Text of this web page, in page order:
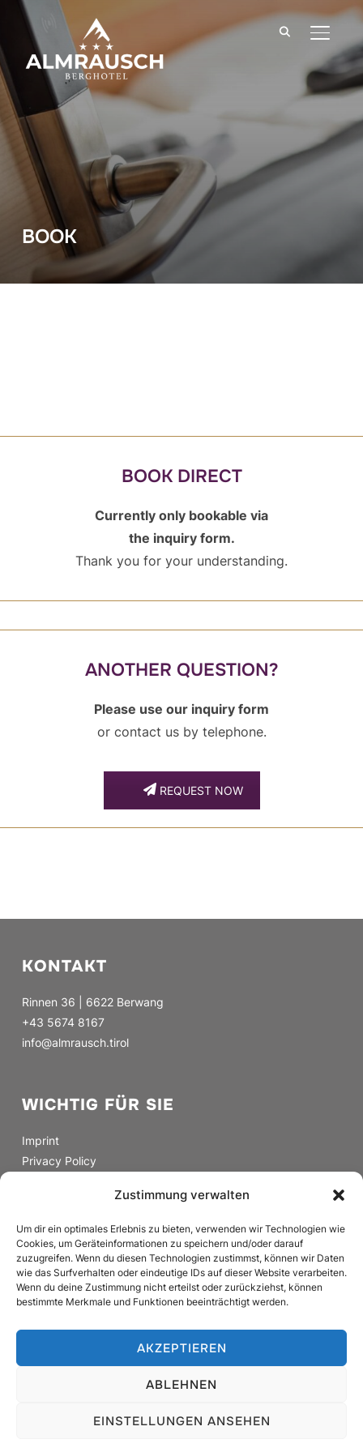
Zustimmung verwalten
Um dir ein optimales Erlebnis zu bieten, verwenden wir Technologien wie
Cookies, um Geräteinformationen zu speichern und/oder darauf
zuzugreifen. Wenn du diesen Technologien zustimmst, können wir Daten
wie das Surfverhalten oder eindeutige IDs auf dieser Website verarbeiten.
Wenn du deine Zustimmung nicht erteilst oder zurückziehst, können
bestimmte Merkmale und Funktionen beeinträchtigt werden.
AKZEPTIEREN
ABLEHNEN
EINSTELLUNGEN ANSEHEN
BOOK
BOOK DIRECT
Currently only bookable via
the inquiry form.
Thank you for your understanding.
ANOTHER QUESTION?
Please use our inquiry form
or contact us by telephone.
REQUEST NOW
KONTAKT
Rinnen 36 | 6622 Berwang
+43 5674 8167
info@almrausch.tirol
WICHTIG FÜR SIE
Imprint
Privacy Policy
SOCIAL MEDIA
facebookinstagram
Designed byWPZOOM